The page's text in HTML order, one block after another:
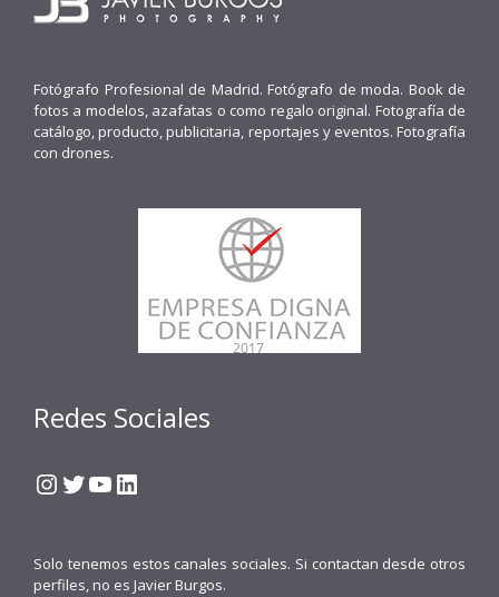
Fotógrafo Profesional de Madrid. Fotógrafo de moda. Book de
fotos a modelos, azafatas o como regalo original. Fotografía de
catálogo, producto, publicitaria, reportajes y eventos. Fotografía
con drones.
Redes Sociales
Instagram
Twitter
YouTube
LinkedIn
Solo tenemos estos canales sociales. Si contactan desde otros
perfiles, no es Javier Burgos.